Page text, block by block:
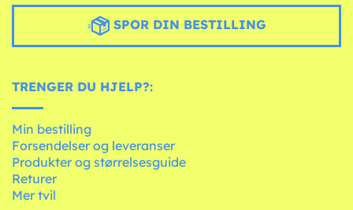
SPOR DIN BESTILLING
TRENGER DU HJELP?:
Min bestilling
Forsendelser og leveranser
Produkter og størrelsesguide
Returer
Mer tvil